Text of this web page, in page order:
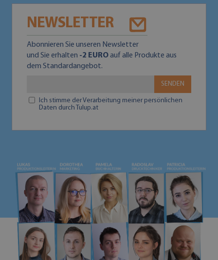
NEWSLETTER
Abonnieren Sie unseren Newsletter
und Sie erhalten -2 EUROauf alle Produkte aus
dem Standardangebot.
SENDEN
Ich stimme der Verarbeitung meiner persönlichen
Daten durch Tulup.at